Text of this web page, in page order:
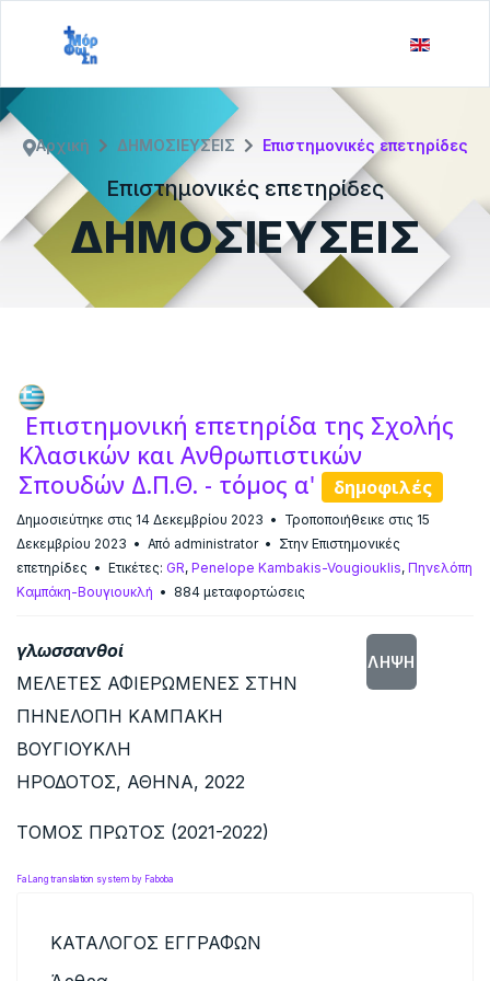
ΔΗΜΟΣΙΕΥΣΕΙΣ
Επιστημονικές επετηρίδες
Αρχική ΔΗΜΟΣΙΕΥΣΕΙΣ Επιστημονικές επετηρίδες
Επιστημονική επετηρίδα της Σχολής
Κλασικών και Ανθρωπιστικών
Σπουδών Δ.Π.Θ. - τόμος α'
δημοφιλές
Δημοσιεύτηκε στις 14 Δεκεμβρίου 2023
Τροποποιήθεικε στις 15
Δεκεμβρίου 2023
Από administrator Στην Επιστημονικές
επετηρίδες
Ετικέτες: GR, Penelope Kambakis-Vougiouklis, Πηνελόπη
Καμπάκη-Βουγιουκλή
884 μεταφορτώσεις
ΛΉΨΗ
γλωσσανθοί
ΜΕΛΕΤΕΣ ΑΦΙΕΡΩΜΕΝΕΣ ΣΤΗΝ
ΠΗΝΕΛΟΠΗ ΚΑΜΠΑΚΗ
ΒΟΥΓΙΟΥΚΛΗ
ΗΡΟΔΟΤΟΣ, ΑΘΗΝΑ, 2022
ΤΟΜΟΣ ΠΡΩΤΟΣ (2021-2022)
FaLang translation system by Faboba
ΚΑΤΑΛΟΓΟΣ ΕΓΓΡΑΦΩΝ